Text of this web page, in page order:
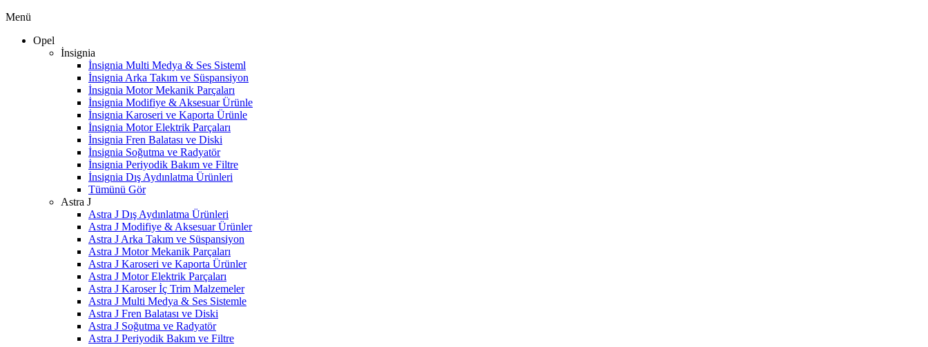
Menü
Opel
İnsignia
İnsignia Multi Medya & Ses Sisteml
İnsignia Arka Takım ve Süspansiyon
İnsignia Motor Mekanik Parçaları
İnsignia Modifiye & Aksesuar Ürünle
İnsignia Karoseri ve Kaporta Ürünle
İnsignia Motor Elektrik Parçaları
İnsignia Fren Balatası ve Diski
İnsignia Soğutma ve Radyatör
İnsignia Periyodik Bakım ve Filtre
İnsignia Dış Aydınlatma Ürünleri
Tümünü Gör
Astra J
Astra J Dış Aydınlatma Ürünleri
Astra J Modifiye & Aksesuar Ürünler
Astra J Arka Takım ve Süspansiyon
Astra J Motor Mekanik Parçaları
Astra J Karoseri ve Kaporta Ürünler
Astra J Motor Elektrik Parçaları
Astra J Karoser İç Trim Malzemeler
Astra J Multi Medya & Ses Sistemle
Astra J Fren Balatası ve Diski
Astra J Soğutma ve Radyatör
Astra J Periyodik Bakım ve Filtre